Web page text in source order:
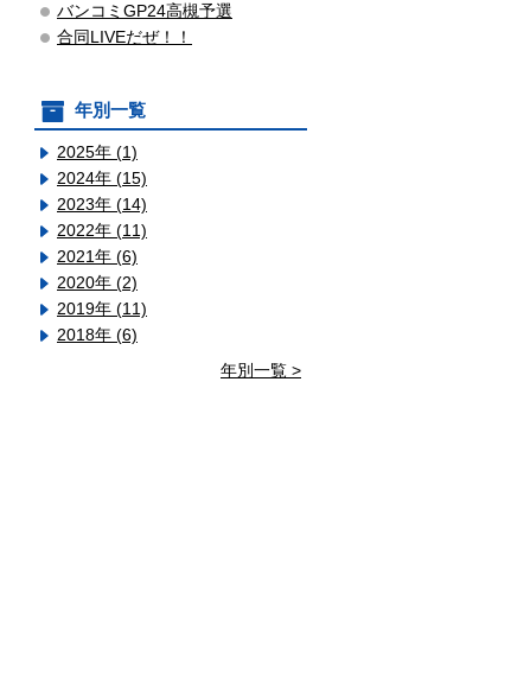
バンコミGP24高槻予選
合同LIVEだぜ！！
年別一覧
2025年 (1)
2024年 (15)
2023年 (14)
2022年 (11)
2021年 (6)
2020年 (2)
2019年 (11)
2018年 (6)
年別一覧 >